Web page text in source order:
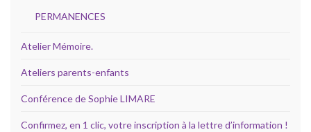
PERMANENCES
Atelier Mémoire.
Ateliers parents-enfants
Conférence de Sophie LIMARE
Confirmez, en 1 clic, votre inscription à la lettre d’information !